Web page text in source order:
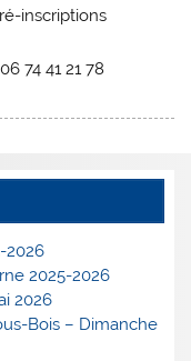
inscriptions
74 41 21 78
2026
2025-2026
2026
Bois – Dimanche